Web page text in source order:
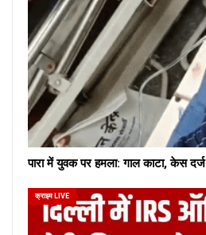
पारा में युवक पर हमला: गाल काटा, केस दर्ज
क्राइम LIVE